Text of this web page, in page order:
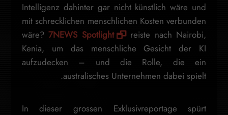
Intelligenz dahinter gar nicht künstlich wäre und
mit schrecklichen menschlichen Kosten verbunden
wäre?7NEWS Spotlight
reiste nach Nairobi,
Kenia, um das menschliche Gesicht der KI
aufzudecken – und die Rolle, die ein
australisches Unternehmen dabei spielt.
In dieser grossen Exklusivreportage spürt